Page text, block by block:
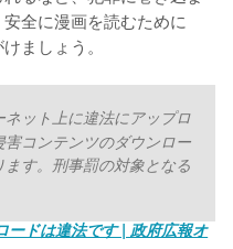
全に漫画を読むために
ましょう。
ット上に違法にアップロ
コンテンツのダウンロー
す。刑事罰の対象となる
ードは違法です | 政府広報オ